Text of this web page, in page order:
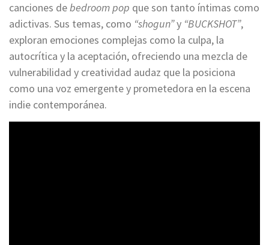
canciones debedroom pop que son tanto íntimas como
adictivas. Sus temas, como “shogun”y “BUCKSHOT”,
exploran emociones complejas como la culpa, la
autocrítica y la aceptación, ofreciendo una mezcla de
vulnerabilidad y creatividad audaz que la posiciona
como una voz emergente y prometedora en la escena
indie contemporánea.